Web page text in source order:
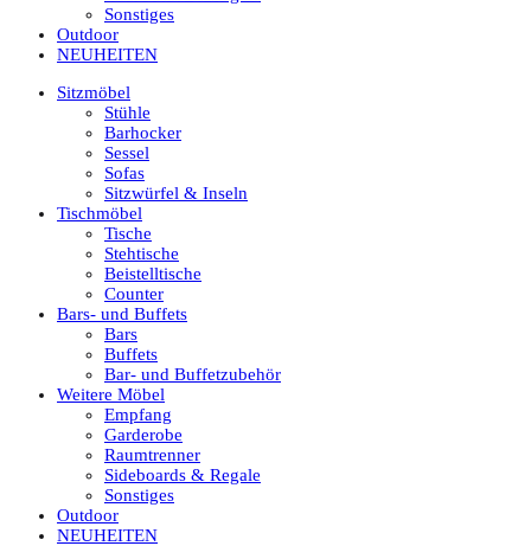
Sonstiges
Outdoor
NEUHEITEN
Sitzmöbel
Stühle
Barhocker
Sessel
Sofas
Sitzwürfel & Inseln
Tischmöbel
Tische
Stehtische
Beistelltische
Counter
Bars- und Buffets
Bars
Buffets
Bar- und Buffetzubehör
Weitere Möbel
Empfang
Garderobe
Raumtrenner
Sideboards & Regale
Sonstiges
Outdoor
NEUHEITEN